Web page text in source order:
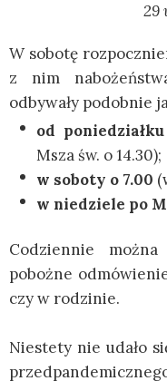
29
W sobotę
z nim
odbywały podobnie
od
Msza św. o 14.30);
w soboty o 7.00
w niedziele po
Codziennie
pobożne
czy w rodzinie.
Niestety nie udało